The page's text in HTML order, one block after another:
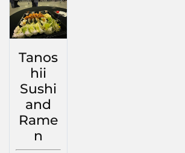
Tanos
hii
Sushi
and
Rame
n